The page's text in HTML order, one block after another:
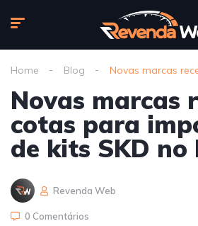
Home Blog Novas marcas
Novas marcas
cotas para
de kits SKD no
Revenda Web
0 Comentários